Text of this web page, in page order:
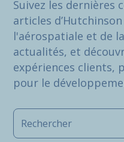
Suivez les dernières
articles
l'aérospatiale et de
actualités, et
expériences clients,
pour le